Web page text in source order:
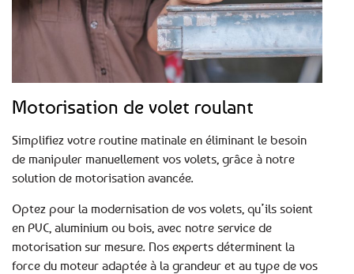
Motorisation de volet roulant
Simplifiez votre routine matinale en éliminant le besoin
de manipuler manuellement vos volets, grâce à notre
solution de motorisation avancée.
Optez pour la modernisation de vos volets, qu’ils soient
en PVC, aluminium ou bois, avec notre service de
motorisation sur mesure. Nos experts déterminent la
force du moteur adaptée à la grandeur et au type de vos